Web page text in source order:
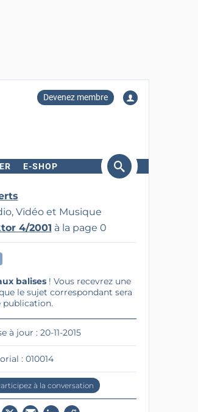
Devenez membre
E-SHOP
Vidéo et Musique
4/2001 à la page 0
balises! Vous recevrez une
le sujet correspondant sera
publication.
à jour : 20-11-2015
: 010014
à la conversation